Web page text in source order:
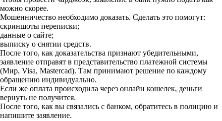
можно скорее.
Мошенничество необходимо доказать. Сделать это помогут:
скриншоты переписки;
данные о сайте;
выписку о снятии средств.
После того, как доказательства признают убедительными,
заявление отправят в представительство платежной системы
(Мир, Visa, Mastercad). Там принимают решение по каждому
обращению индивидуально.
Если же оплата происходила через онлайн кошелек, деньги
вернуть не получится.
После того, как вы связались с банком, обратитесь в полицию и
напишите заявление.